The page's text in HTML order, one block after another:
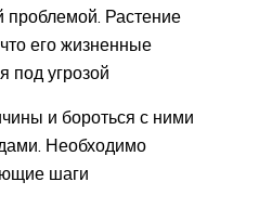
проблемой. Растение
его жизненные
под угрозой
и бороться с ними
Необходимо
шаги